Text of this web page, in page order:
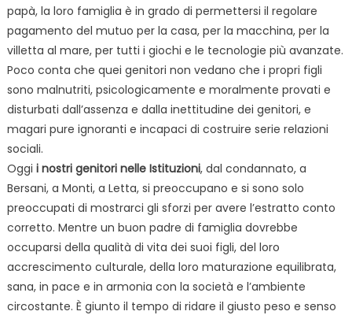
papà, la loro famiglia è in grado di permettersi il regolare
pagamento del mutuo per la casa, per la macchina, per la
villetta al mare, per tutti i giochi e le tecnologie più avanzate.
Poco conta che quei genitori non vedano che i propri figli
sono malnutriti, psicologicamente e moralmente provati e
disturbati dall’assenza e dalla inettitudine dei genitori, e
magari pure ignoranti e incapaci di costruire serie relazioni
sociali.
Oggi i nostri genitori nelle Istituzioni, dal condannato, a
Bersani, a Monti, a Letta, si preoccupano e si sono solo
preoccupati di mostrarci gli sforzi per avere l’estratto conto
corretto. Mentre un buon padre di famiglia dovrebbe
occuparsi della qualità di vita dei suoi figli, del loro
accrescimento culturale, della loro maturazione equilibrata,
sana, in pace e in armonia con la società e l’ambiente
circostante. È giunto il tempo di ridare il giusto peso e senso